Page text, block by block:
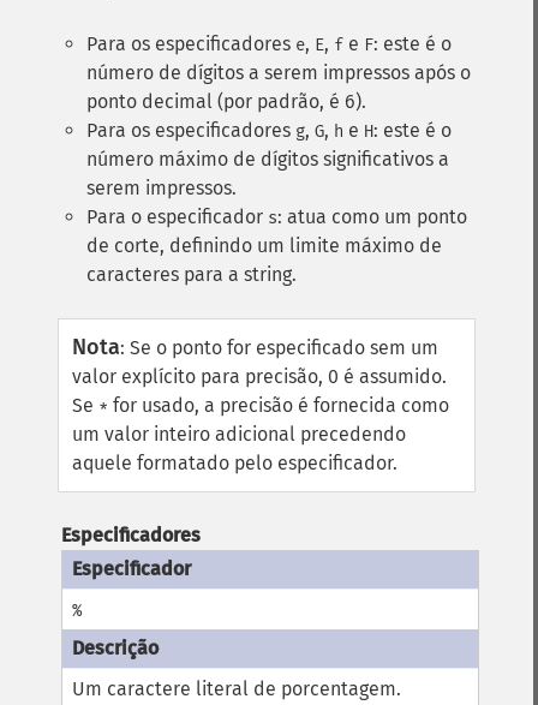
Para os especificadores e, E, f e F: este é o
número de dígitos a serem impressos após o
ponto decimal (por padrão, é 6).
Para os especificadores g, G, h e H: este é o
número máximo de dígitos significativos a
serem impressos.
Para o especificador s: atua como um ponto
de corte, definindo um limite máximo de
caracteres para a string.
Nota: Se o ponto for especificado sem um
valor explícito para precisão, 0 é assumido.
Se * for usado, a precisão é fornecida como
um valor inteiro adicional precedendo
aquele formatado pelo especificador.
Especificadores
%
Um caractere literal de porcentagem.